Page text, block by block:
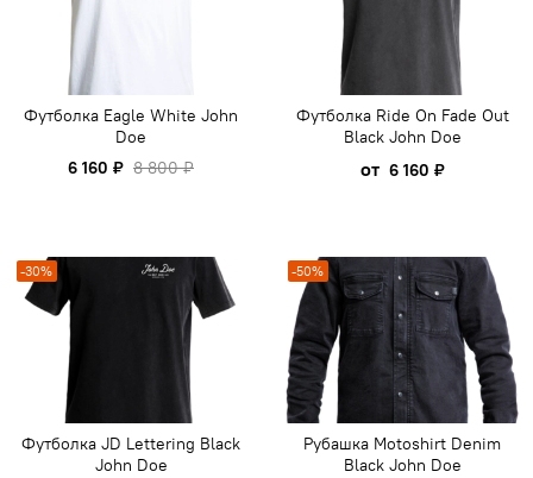
Футболка Eagle White John
Doe
6 160 ₽ 8 800 ₽
Футболка Ride On Fade Out
Black John Doe
от 6 160 ₽
-30%
Футболка JD Lettering Black
John Doe
-50%
Рубашка Motoshirt Denim
Black John Doe